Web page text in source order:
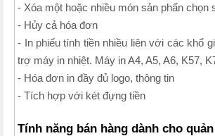
- Xóa một hoặc nhiều món sản phẩn chọn
- Hủy cả hóa đơn
- In phiếu tính tiền nhiều liên với các khổ
trợ máy in nhiệt. Máy in A4, A5, A6, K57,
- Hóa đơn in đầy đủ logo, thông tin
- Tích hợp với két đựng tiền
Tính năng bán hàng dành cho